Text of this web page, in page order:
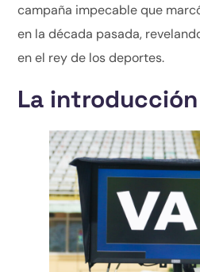
campaña impecable que
en la década pasada,
en el rey de los deportes.
La introducción